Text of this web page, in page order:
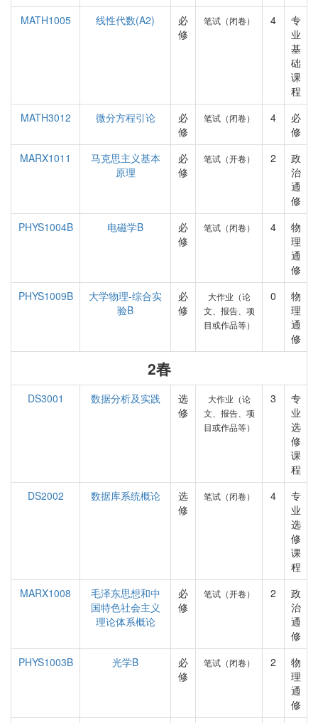
MATH1005
线性代数(A2)
必
修
笔试（闭卷） 4
专
业
基
础
课
程
MATH3012
微分方程引论
必
修
笔试（闭卷） 4
必
修
MARX1011
马克思主义基本
原理
必
修
笔试（开卷） 2
政
治
通
修
PHYS1004B
电磁学B
必
修
笔试（闭卷） 4
物
理
通
修
PHYS1009B
大学物理-综合实
验B
必
修
大作业（论
文、报告、项
目或作品等）
0
物
理
通
修
2春
DS3001 数据分析及实践
选
修
大作业（论
文、报告、项
目或作品等）
3
专
业
选
修
课
程
DS2002
数据库系统概论
选
修
笔试（闭卷） 4
专
业
选
修
课
程
MARX1008
毛泽东思想和中
国特色社会主义
理论体系概论
必
修
笔试（开卷） 2
政
治
通
修
PHYS1003B
光学B
必
修
笔试（闭卷） 2
物
理
通
修